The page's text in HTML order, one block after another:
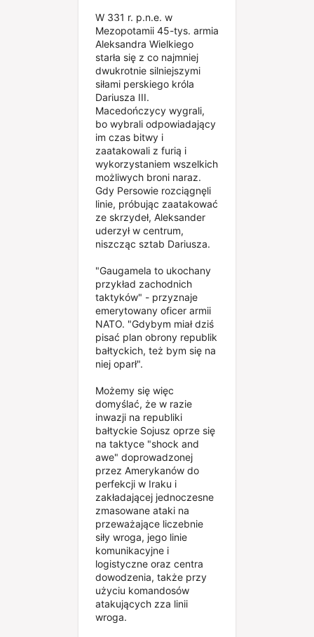
W 331 r. p.n.e. w
Mezopotamii 45-tys. armia
Aleksandra Wielkiego
starła się z co najmniej
dwukrotnie silniejszymi
siłami perskiego króla
Dariusza III.
Macedończycy wygrali,
bo wybrali odpowiadający
im czas bitwy i
zaatakowali z furią i
wykorzystaniem wszelkich
możliwych broni naraz.
Gdy Persowie rozciągnęli
linie, próbując zaatakować
ze skrzydeł, Aleksander
uderzył w centrum,
niszcząc sztab Dariusza.
"Gaugamela to ukochany
przykład zachodnich
taktyków" - przyznaje
emerytowany oficer armii
NATO. "Gdybym miał dziś
pisać plan obrony republik
bałtyckich, też bym się na
niej oparł".
Możemy się więc
domyślać, że w razie
inwazji na republiki
bałtyckie Sojusz oprze się
na taktyce "shock and
awe" doprowadzonej
przez Amerykanów do
perfekcji w Iraku i
zakładającej jednoczesne
zmasowane ataki na
przeważające liczebnie
siły wroga, jego linie
komunikacyjne i
logistyczne oraz centra
dowodzenia, także przy
użyciu komandosów
atakujących zza linii
wroga.